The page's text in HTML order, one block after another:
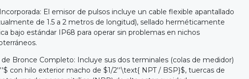
El emisor de pulsos incluye un cable flexible apantallado
de 1.5 a 2 metros de longitud), sellado herméticamente
bajo estándar IP68 para operar sin problemas en nichos
de Bronce Completo: Incluye sus dos terminales (colas de medidor)
con hilo exterior macho de $1/2''\text{ NPT / BSP}$, tuercas de